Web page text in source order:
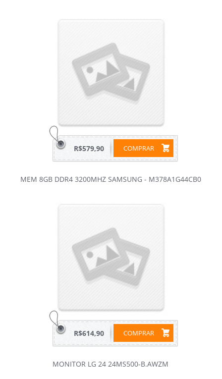
COMPRAR
R$579,90
MEM 8GB DDR4 3200MHZ SAMSUNG - M378A1G44CB0
COMPRAR
R$614,90
MONITOR LG 24 24MS500-B.AWZM